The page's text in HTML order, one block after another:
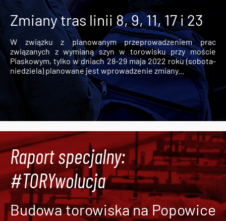
Zmiany tras linii 8, 9, 11, 17 i 23
W związku z planowanym przeprowadzeniem prac
związanych z wymianą szyn w torowisku przy moście
Piaskowym, tylko w dniach 28-29 maja 2022 roku (sobota-
niedziela) planowane jest wprowadzenie zmiany...
Raport specjalny:
#TORYwolucja
Budowa torowiska na Popowice